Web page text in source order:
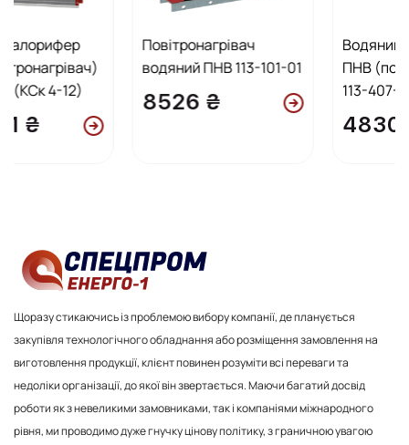
Повітронагрівач
водяний ПНВ 113-101-01
8526 ₴
Водяний калорифер
ПНВ (повітронагрівач)
113-407-01
Щоразу стикаючись із проблемою вибору компанії, де планується
закупівля технологічного обладнання або розміщення замовлення на
виготовлення продукції, клієнт повинен розуміти всі переваги та
недоліки організації, до якої він звертається. Маючи багатий досвід
роботи як з невеликими замовниками, так і компаніями міжнародного
рівня, ми проводимо дуже гнучку цінову політику, з граничною увагою